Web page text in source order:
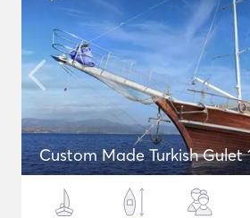
Custom Made Turkish Gulet